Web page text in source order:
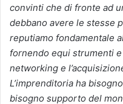
convinti che di fronte ad
debbano avere le stesse
reputiamo fondamentale
fornendo equi strumenti
networking e
L’imprenditoria ha
bisogno supporto del